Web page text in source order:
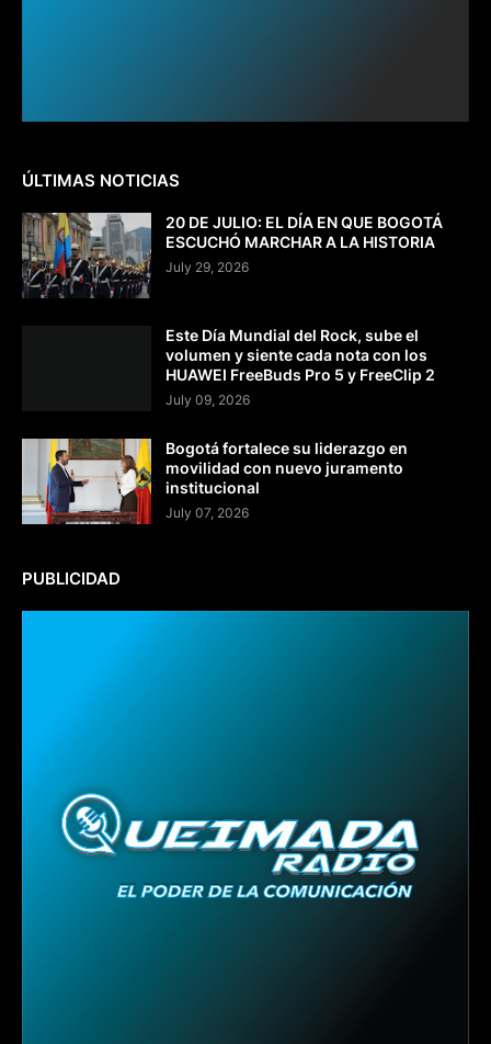
ÚLTIMAS NOTICIAS
20 DE JULIO: EL DÍA EN QUE BOGOTÁ
ESCUCHÓ MARCHAR A LA HISTORIA
July 29, 2026
Este Día Mundial del Rock, sube el
volumen y siente cada nota con los
HUAWEI FreeBuds Pro 5 y FreeClip 2
July 09, 2026
Bogotá fortalece su liderazgo en
movilidad con nuevo juramento
institucional
July 07, 2026
PUBLICIDAD